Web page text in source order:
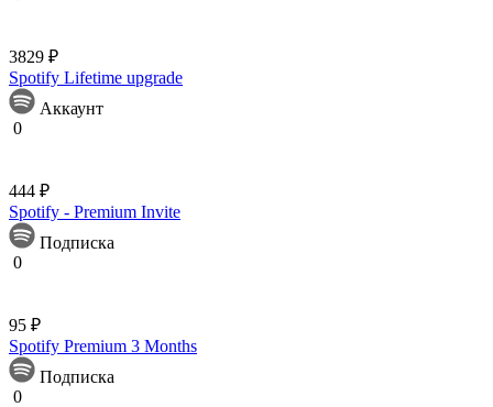
3829 ₽
Spotify Lifetime upgrade
Аккаунт
0
444 ₽
Spotify - Premium Invite
Подписка
0
95 ₽
Spotify Premium 3 Months
Подписка
0